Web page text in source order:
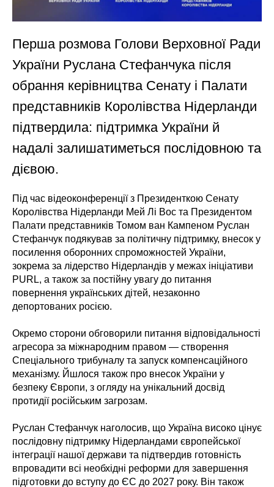
Перша розмова Голови Верховної Ради
України Руслана Стефанчука після
обрання керівництва Сенату і Палати
представників Королівства Нідерланди
підтвердила: підтримка України й
надалі залишатиметься послідовною та
дієвою.
Під час відеоконференції з Президенткою Сенату
Королівства Нідерланди Мей Лі Вос та Президентом
Палати представників Томом ван Кампеном Руслан
Стефанчук подякував за політичну підтримку, внесок у
посилення оборонних спроможностей України,
зокрема за лідерство Нідерландів у межах ініціативи
PURL, а також за постійну увагу до питання
повернення українських дітей, незаконно
депортованих росією.
Окремо сторони обговорили питання відповідальності
агресора за міжнародним правом — створення
Спеціального трибуналу та запуск компенсаційного
механізму. Йшлося також про внесок України у
безпеку Європи, з огляду на унікальний досвід
протидії російським загрозам.
Руслан Стефанчук наголосив, що Україна високо цінує
послідовну підтримку Нідерландами європейської
інтеграції нашої держави та підтвердив готовність
впровадити всі необхідні реформи для завершення
підготовки до вступу до ЄС до 2027 року. Він також